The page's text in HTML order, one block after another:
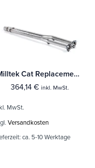
Milltek Cat Replacement Pipe Volkswagen Golf Mk4 R32 3.2 V6 4WD
364,14 € inkl. MwSt.
MwSt.
Versandkosten
ca. 5-10 Werktage